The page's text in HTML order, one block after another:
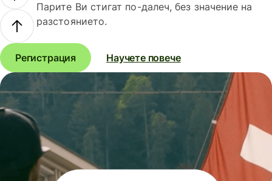
Парите Ви стигат по-далеч, без значение на
разстоянието.
Регистрация Научете повече